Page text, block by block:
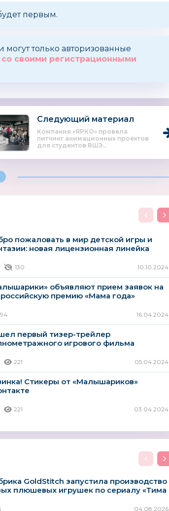
первым.
только авторизованные
своими регистрационными
Следующий материал
Компания «ЯРКО» провела
питчинг анимационных проектов
для студентов ВШЭ...
пожаловать в мир детской игры и
новая лицензионная линейка
130 10.10.2024
объявляют прием заявок на
премию «Мама года»
16.04.2024
первый тизер-трейлер
игрового фильма
221 05.04.2024
Стикеры от «Малышариков»
221 03.04.2024
GoldStitch запустила производство
плюшевых игрушек по сериалу «Тима
04.08.2026